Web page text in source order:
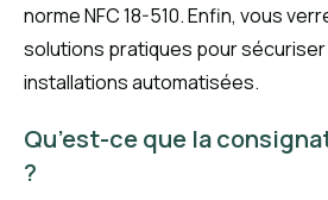
norme NFC 18-510. Enfin, vous
solutions pratiques pour
installations automatisées.
Qu’est-ce que la
?